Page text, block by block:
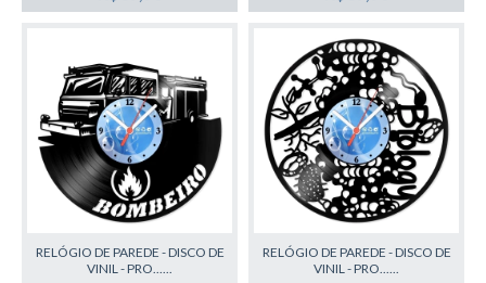
RELÓGIO DE PAREDE - DISCO DE
VINIL - PRO......
RELÓGIO DE PAREDE - DISCO DE
VINIL - PRO......